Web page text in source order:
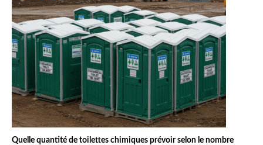
Quelle quantité de toilettes chimiques prévoir selon le nombre